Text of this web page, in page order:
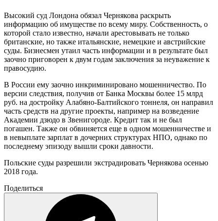
Высокий суд Лондона обязал Чернякова раскрыть
информацию об имуществе по всему миру. Собственность, о
которой стало известно, начали арестовывать не только
британские, но также итальянские, немецкие и австрийские
суды. Бизнесмен утаил часть информации и в результате был
заочно приговорен к двум годам заключения за неуважение к
правосудию.
В России ему заочно инкриминировано мошенничество. По
версии следствия, получив от Банка Москвы более 15 млрд
руб. на достройку Алабяно-Балтийского тоннеля, он направил
часть средств на другие проекты, например на возведение
Академии дзюдо в Звенигороде. Кредит так и не был
погашен. Также он обвиняется еще в одном мошенничестве и
в невыплате зарплат в дочерних структурах НПО, однако по
последнему эпизоду вышли сроки давности.
Польские суды разрешили экстрадировать Чернякова осенью
2018 года.
Поделиться